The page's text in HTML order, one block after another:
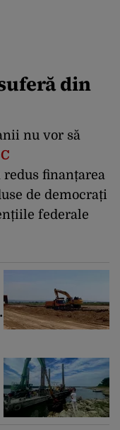
din
nu vor să
finanțarea
de democrați
federale